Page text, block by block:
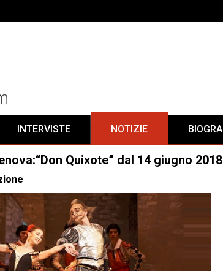
INTERVISTE NOTIZIE
Quixote” dal 14 giugno 2018